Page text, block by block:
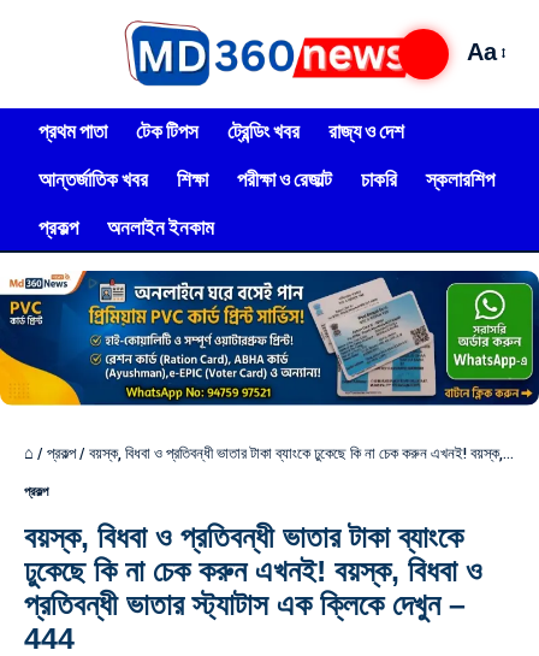
Aa
প্রথম পাতা টেক টিপস ট্রেন্ডিং খবর
রাজ্য ও দেশ
আন্তর্জাতিক খবর
শিক্ষা পরীক্ষা ও রেজাল্ট চাকরি
স্কলারশিপ
প্রকল্প
অনলাইন ইনকাম
⌂ / প্রকল্প/ বয়স্ক, বিধবা ও প্রতিবন্ধী ভাতার টাকা ব্যাংকে ঢুকেছে কি না চেক করুন এখনই! বয়স্ক, বিধবা ও প্রতিবন্ধী ভাতার স্ট্যাটাস এক ক্লিকে দেখুন – 444
প্রকল্প
বয়স্ক, বিধবা ও প্রতিবন্ধী ভাতার টাকা ব্যাংকে
ঢুকেছে কি না চেক করুন এখনই! বয়স্ক, বিধবা ও
প্রতিবন্ধী ভাতার স্ট্যাটাস এক ক্লিকে দেখুন –
444